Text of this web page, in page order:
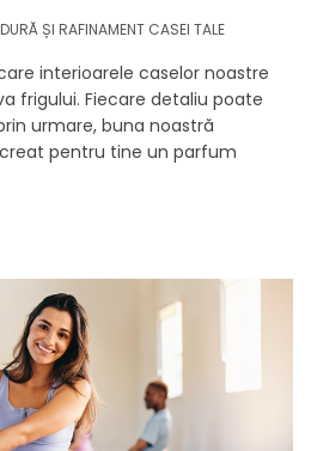
ȘI RAFINAMENT CASEI TALE
interioarele caselor noastre
frigului. Fiecare detaliu poate
urmare, buna noastră
pentru tine un parfum
căldura și magia aromelor de
combină notele picante și
face să vrei ca momentele
mai mult timp.